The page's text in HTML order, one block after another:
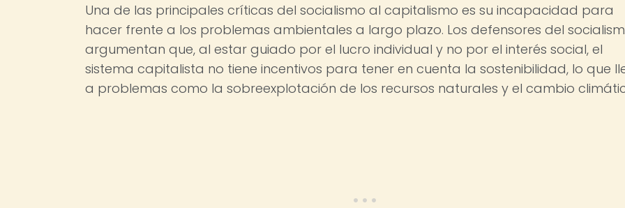
Una de las principales críticas del socialismo al capitalismo es su incapacidad para
hacer frente a los problemas ambientales a largo plazo. Los defensores del
argumentan que, al estar guiado por el lucro individual y no por el interés social, el
sistema capitalista no tiene incentivos para tener en cuenta la sostenibilidad, lo que
a problemas como la sobreexplotación de los recursos naturales y el cambio